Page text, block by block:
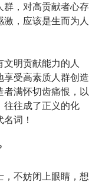
群，对高贡献者心存
，应该是生而为人
明贡献能力的人
受高素质人群创造
满怀切齿痛恨，以
往往成了正义的化
词！
不妨闭上眼睛，想